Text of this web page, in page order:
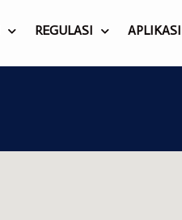
REGULASI APLIKASI